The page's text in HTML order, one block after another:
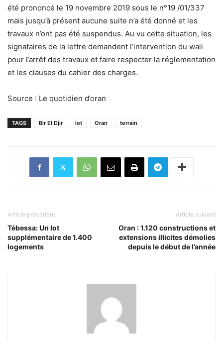
été prononcé le 19 novembre 2019 sous le n°19 /01/337
mais jusqu’à présent aucune suite n’a été donné et les
travaux n’ont pas été suspendus. Au vu cette situation, les
signataires de la lettre demandent l’intervention du wali
pour l’arrêt des travaux et faire respecter la réglementation
et les clauses du cahier des charges.
Source : Le quotidien d’oran
TAGS Bir El Djir lot Oran terrain
Article précédent
Tébessa: Un lot
supplémentaire de 1.400
logements
Article suivant
Oran : 1.120 constructions et
extensions illicites démolies
depuis le début de l’année